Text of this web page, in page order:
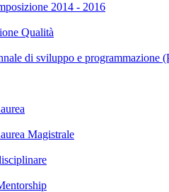
2014 - 2016
Qualità
di sviluppo e programmazione
Magistrale